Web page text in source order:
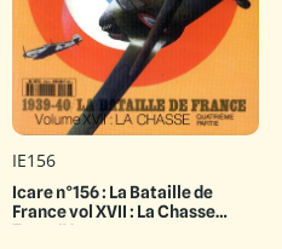
IE156
Icare n°156 : La Bataille de
France vol XVII : La Chasse
Tome IV